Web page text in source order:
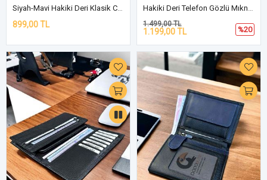
Siyah-Mavi Hakiki Deri Klasik Cüzdan DD02
899,00 TL
Hakiki Deri Telefon Gözlü Mıknatıslı Lacivert Cüzdan DD2727
1.199,00 TL
1.499,00 TL
%20